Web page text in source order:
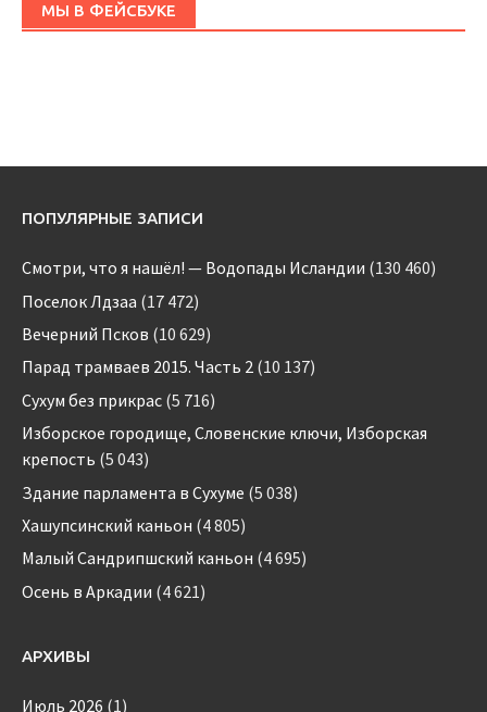
МЫ В ФЕЙСБУКЕ
ПОПУЛЯРНЫЕ ЗАПИСИ
Смотри, что я нашёл! — Водопады Исландии (130 460)
Поселок Лдзаа (17 472)
Вечерний Псков (10 629)
Парад трамваев 2015. Часть 2 (10 137)
Сухум без прикрас (5 716)
Изборское городище, Словенские ключи, Изборская
крепость (5 043)
Здание парламента в Сухуме (5 038)
Хашупсинский каньон (4 805)
Малый Сандрипшский каньон (4 695)
Осень в Аркадии (4 621)
АРХИВЫ
Июль 2026 (1)